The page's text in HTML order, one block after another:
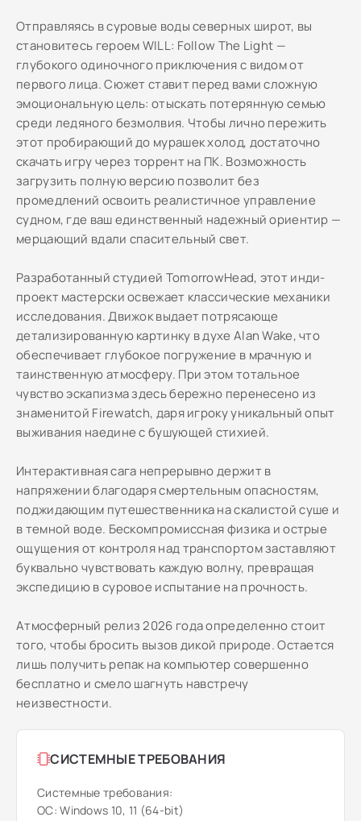
Отправляясь в суровые воды северных широт, вы
становитесь героем WILL: Follow The Light —
глубокого одиночного приключения с видом от
первого лица. Сюжет ставит перед вами сложную
эмоциональную цель: отыскать потерянную семью
среди ледяного безмолвия. Чтобы лично пережить
этот пробирающий до мурашек холод, достаточно
скачать игру через торрент на ПК. Возможность
загрузить полную версию позволит без
промедлений освоить реалистичное управление
судном, где ваш единственный надежный ориентир —
мерцающий вдали спасительный свет.
Разработанный студией TomorrowHead, этот инди-
проект мастерски освежает классические механики
исследования. Движок выдает потрясающе
детализированную картинку в духе Alan Wake, что
обеспечивает глубокое погружение в мрачную и
таинственную атмосферу. При этом тотальное
чувство эскапизма здесь бережно перенесено из
знаменитой Firewatch, даря игроку уникальный опыт
выживания наедине с бушующей стихией.
Интерактивная сага непрерывно держит в
напряжении благодаря смертельным опасностям,
поджидающим путешественника на скалистой суше и
в темной воде. Бескомпромиссная физика и острые
ощущения от контроля над транспортом заставляют
буквально чувствовать каждую волну, превращая
экспедицию в суровое испытание на прочность.
Атмосферный релиз 2026 года определенно стоит
того, чтобы бросить вызов дикой природе. Остается
лишь получить репак на компьютер совершенно
бесплатно и смело шагнуть навстречу
неизвестности.
СИСТЕМНЫЕ ТРЕБОВАНИЯ
Системные требования:
ОС: Windows 10, 11 (64-bit)